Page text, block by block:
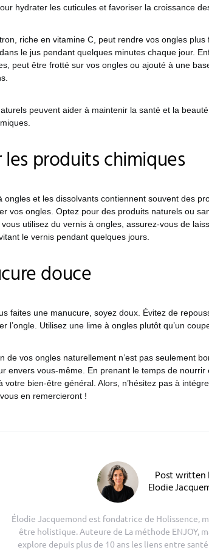
hydrater les cuticules et favoriser la croissance
riche en vitamine C, peut rendre vos ongles
le jus pendant quelques minutes chaque jour.
peut être frotté sur vos ongles ou ajouté à une
peuvent aider à maintenir la santé et la
les produits chimiques
ongles et les dissolvants contiennent souvent des
vos ongles. Optez pour des produits naturels ou
vous utilisez du vernis à ongles, assurez-vous de
le vernis pendant quelques jours.
douce
faites une manucure, soyez doux. Évitez de
l’ongle. Utilisez une lime à ongles plutôt qu’un
de vos ongles naturellement n’est pas seulement
envers vous-même. En prenant le temps de
votre bien-être général. Alors, n’hésitez pas à
en remercieront !
Post written
Elodie
Élodie Jacquemond est fondatrice de Holissence,
être holistique. Auteure de La méthode ENJOY,
explore depuis plus de 10 ans les liens entre